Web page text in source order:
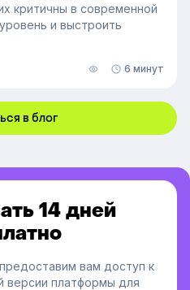
критичны в современной
и выстроить
6 минут
в блог
14 дней
вам доступ к
версии платформы для